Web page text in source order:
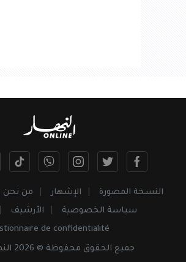
النسخة المصورة الإشهار من نحن
سياسة الخصوصية
الأرشيف
de confidentialité
جميع الحقوق محفوظة © 2026 النهار أونلاين